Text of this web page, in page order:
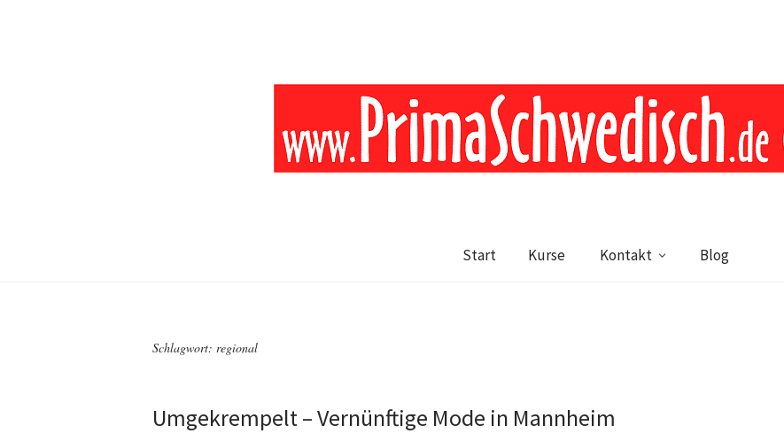
Start Kurse Kontakt Blog
Schlagwort: regional
Umgekrempelt – Vernünftige Mode in Mannheim